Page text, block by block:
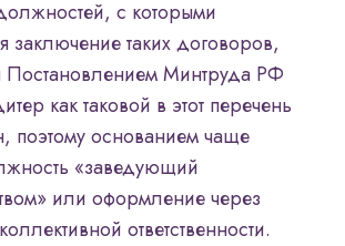
с которыми
заключение таких договоров,
Постановлением Минтруда РФ
как таковой в этот перечень
поэтому основанием чаще
«заведующий
или оформление через
ответственности.